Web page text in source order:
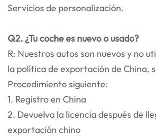
Servicios de personalización.
Q2. ¿Tu coche es nuevo o usado?
R: Nuestros autos son nuevos y no
la política de exportación de China,
Procedimiento siguiente:
1. Registro en China
2. Devuelva la licencia después de
exportación chino